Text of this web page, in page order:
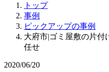
トップ
事例
ピックアップの事例
大府市|ゴミ屋敷の片付
任せ
2020/06/20